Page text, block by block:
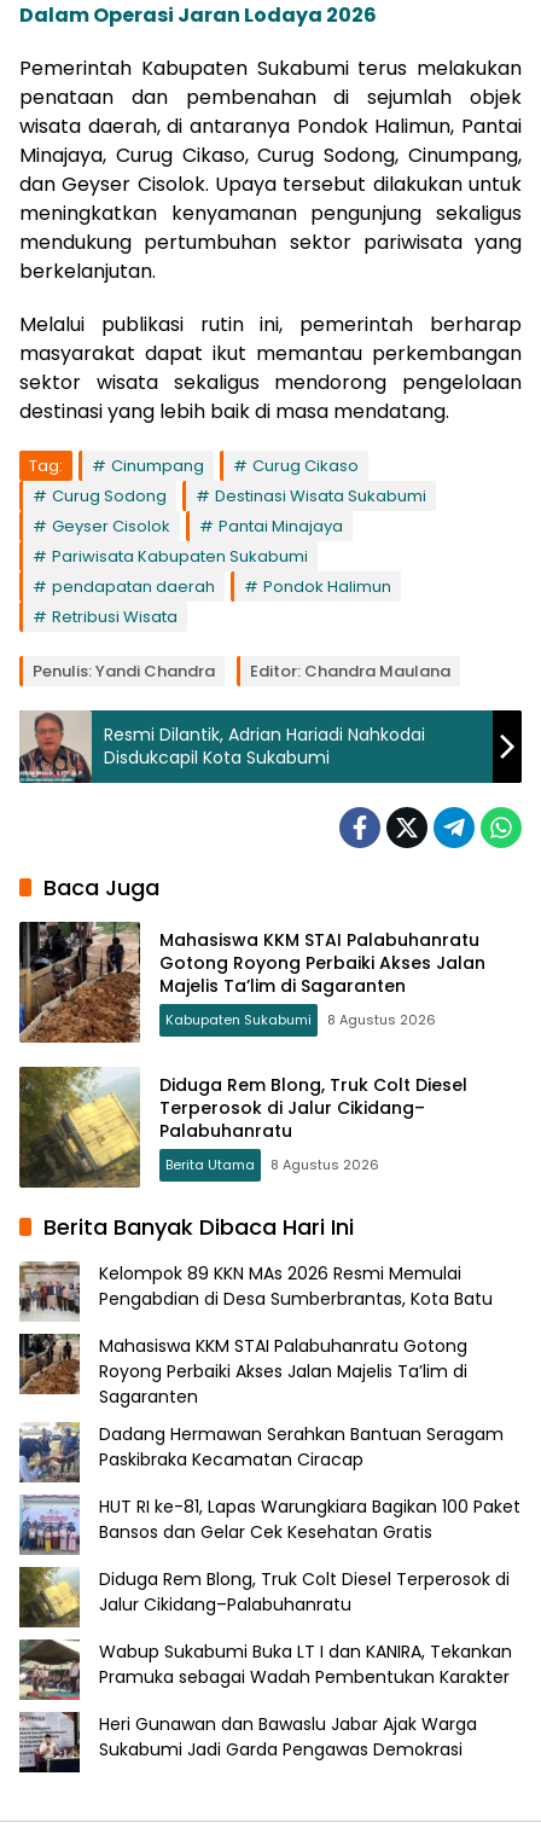
Dalam Operasi Jaran Lodaya 2026
Pemerintah Kabupaten Sukabumi terus melakukan
penataan dan pembenahan di sejumlah objek
wisata daerah, di antaranya Pondok Halimun, Pantai
Minajaya, Curug Cikaso, Curug Sodong, Cinumpang,
dan Geyser Cisolok. Upaya tersebut dilakukan untuk
meningkatkan kenyamanan pengunjung sekaligus
mendukung pertumbuhan sektor pariwisata yang
berkelanjutan.
Melalui publikasi rutin ini, pemerintah berharap
masyarakat dapat ikut memantau perkembangan
sektor wisata sekaligus mendorong pengelolaan
destinasi yang lebih baik di masa mendatang.
Tag: Cinumpang
Curug Cikaso
Curug Sodong
Destinasi Wisata Sukabumi
Geyser Cisolok
Pantai Minajaya
Pariwisata Kabupaten Sukabumi
pendapatan daerah
Pondok Halimun
Retribusi Wisata
Penulis: Yandi Chandra Editor: Chandra Maulana
Resmi Dilantik, Adrian Hariadi Nahkodai
Disdukcapil Kota Sukabumi
Baca Juga
Mahasiswa KKM STAI Palabuhanratu
Gotong Royong Perbaiki Akses Jalan
Majelis Ta’lim di Sagaranten
Kabupaten Sukabumi 8 Agustus 2026
Diduga Rem Blong, Truk Colt Diesel
Terperosok di Jalur Cikidang–
Palabuhanratu
Berita Utama 8 Agustus 2026
Berita Banyak Dibaca Hari Ini
Kelompok 89 KKN MAs 2026 Resmi Memulai
Pengabdian di Desa Sumberbrantas, Kota Batu
Mahasiswa KKM STAI Palabuhanratu Gotong
Royong Perbaiki Akses Jalan Majelis Ta’lim di
Sagaranten
Dadang Hermawan Serahkan Bantuan Seragam
Paskibraka Kecamatan Ciracap
HUT RI ke-81, Lapas Warungkiara Bagikan 100 Paket
Bansos dan Gelar Cek Kesehatan Gratis
Diduga Rem Blong, Truk Colt Diesel Terperosok di
Jalur Cikidang–Palabuhanratu
Wabup Sukabumi Buka LT I dan KANIRA, Tekankan
Pramuka sebagai Wadah Pembentukan Karakter
Heri Gunawan dan Bawaslu Jabar Ajak Warga
Sukabumi Jadi Garda Pengawas Demokrasi